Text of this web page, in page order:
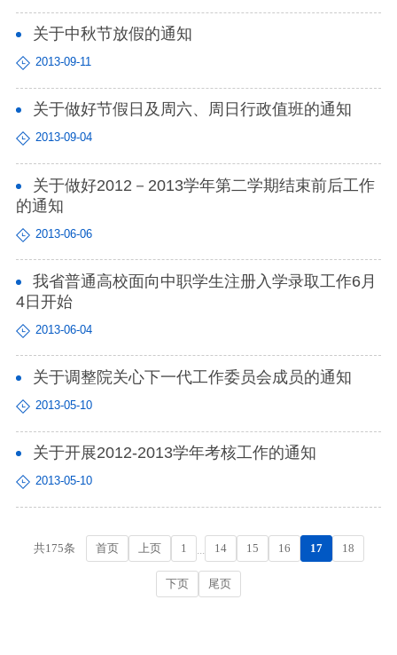
关于中秋节放假的通知
2013-09-11
关于做好节假日及周六、周日行政值班的通知
2013-09-04
关于做好2012－2013学年第二学期结束前后工作
的通知
2013-06-06
我省普通高校面向中职学生注册入学录取工作6月
4日开始
2013-06-04
关于调整院关心下一代工作委员会成员的通知
2013-05-10
关于开展2012-2013学年考核工作的通知
2013-05-10
共175条 首页 上页 1 14 15 16 17 18
下页 尾页